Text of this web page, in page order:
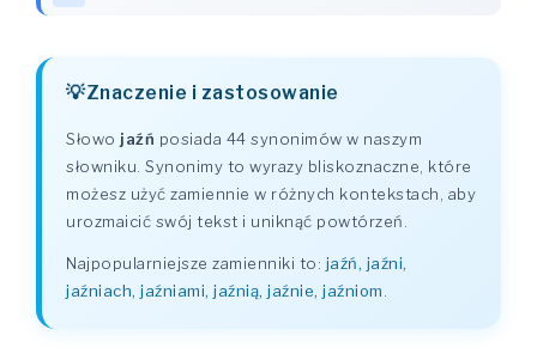
Znaczenie i zastosowanie
Słowo jaźń posiada 44 synonimów w naszym
słowniku. Synonimy to wyrazy bliskoznaczne, które
możesz użyć zamiennie w różnych kontekstach, aby
urozmaicić swój tekst i uniknąć powtórzeń.
Najpopularniejsze zamienniki to: jaźń, jaźni,
jaźniach, jaźniami, jaźnią, jaźnie, jaźniom